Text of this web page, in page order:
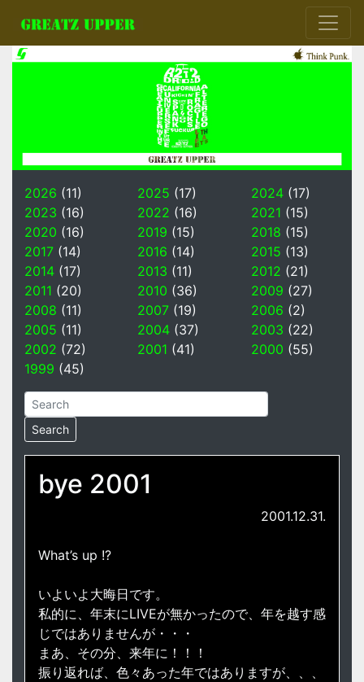
2026 (11) 2025 (17) 2024(17)
2023 (16) 2022 (16) 2021 (15)
2020 (16) 2019 (15) 2018 (15)
2017 (14) 2016 (14) 2015 (13)
2014 (17) 2013 (11) 2012 (21)
2011 (20) 2010 (36) 2009 (27)
2008 (11) 2007 (19) 2006 (2)
2005 (11) 2004 (37) 2003 (22)
2002 (72) 2001 (41) 2000 (55)
1999 (45)
bye 2001
2001.12.31.
What’s up !?
いよいよ大晦日です。
私的に、年末にLIVEが無かったので、年を越す感
じではありませんが・・・
まあ、その分、来年に！！！
振り返れば、色々あった年ではありますが、、、